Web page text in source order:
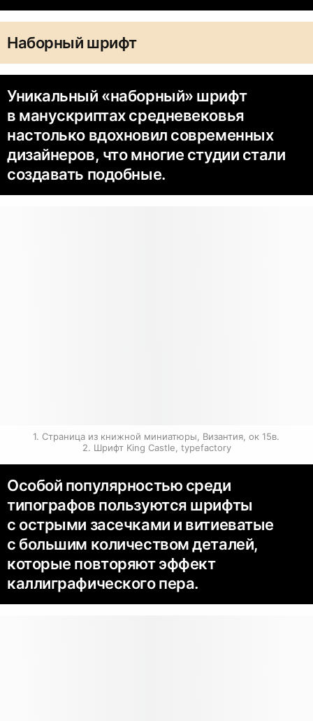
Наборный шрифт
Уникальный «наборный» шрифт
в манускриптах средневековья
настолько вдохновил современных
дизайнеров, что многие студии стали
создавать подобные.
1. Страница из книжной миниатюры, Византия, ок 15в.
2. Шрифт King Castle, typefactory
Особой популярностью среди
типографов пользуются шрифты
с острыми засечками и витиеватые
с большим количеством деталей,
которые повторяют эффект
каллиграфического пера.